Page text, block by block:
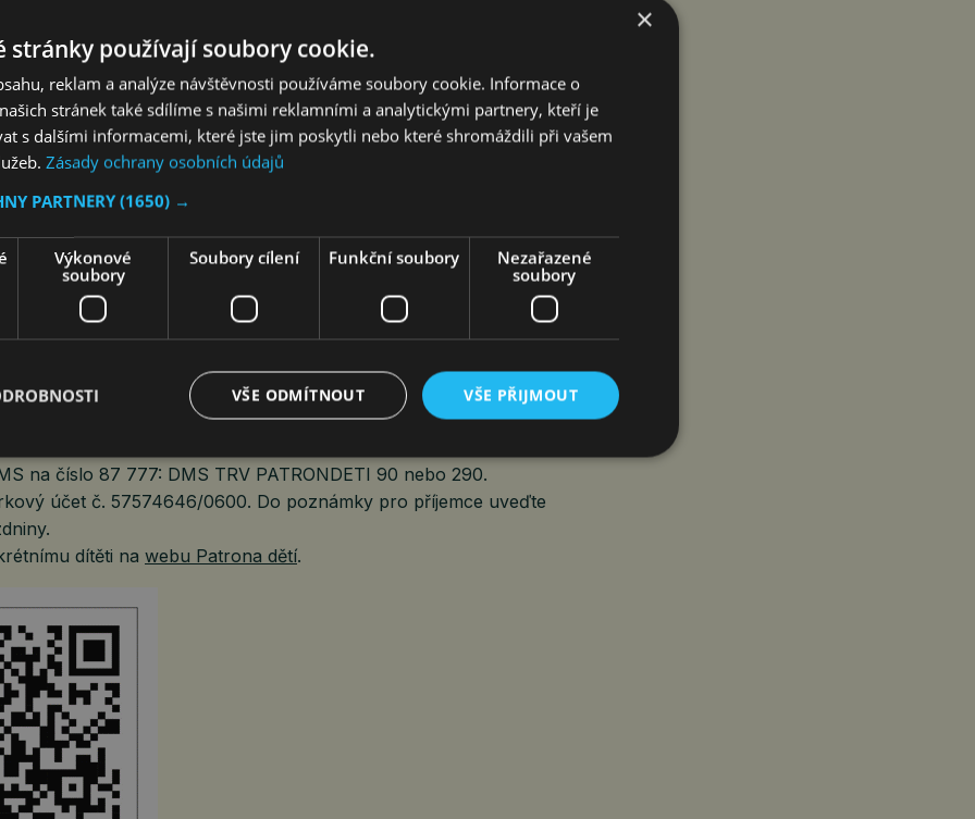
znevýhodněné děti ve věku do 18 let z celé České republiky. Díky
Nova a její iniciativě Nova pomáhá aktivně propojuje rodiny s dětmi, které
s těmi, kteří jim chtějí pomáhat.
o pomoc?
Může jím být třeba učitel, pracovník neziskové organizace,
který dítě dobře zná, nebo rodinný známý (nikoli příbuzný nebo
vyplníte formuláře žádosti na webuPatrona dětí.Je to jednoduché
přispět pomocí kampaně Darujme prázdniny? Máte několik možností:
na číslo 87 777: DMS TRV PATRONDETI 90 nebo 290.
účet č. 57574646/0600. Do poznámky pro příjemce uveďte
dítěti na webu Patrona dětí.
×
stránky používají soubory cookie.
reklam a analýze návštěvnosti používáme soubory cookie. Informace o
stránek také sdílíme s našimi reklamními a analytickými partnery, kteří je
s dalšími informacemi, které jste jim poskytli nebo které shromáždili při vašem
Zásady ochrany osobních údajů
PARTNERY (1650) →
Výkonové
soubory
Soubory cílení Funkční soubory
Nezařazené
soubory
VŠE PŘIJMOUT
VŠE ODMÍTNOUT